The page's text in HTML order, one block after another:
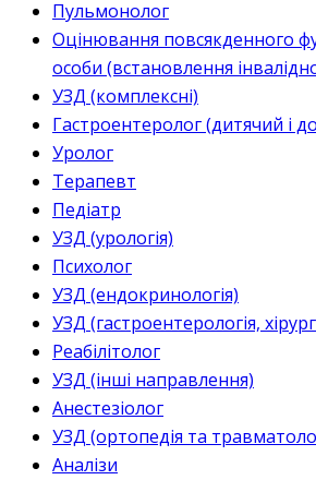
Пульмонолог
Оцінювання повсякденного
особи (встановлення
УЗД (комплексні)
Гастроентеролог (дитячий і
Уролог
Терапевт
Педіатр
УЗД (урологія)
Психолог
УЗД (ендокринологія)
УЗД (гастроентерологія,
Реабілітолог
УЗД (інші направлення)
Анестезіолог
УЗД (ортопедія та
Аналізи